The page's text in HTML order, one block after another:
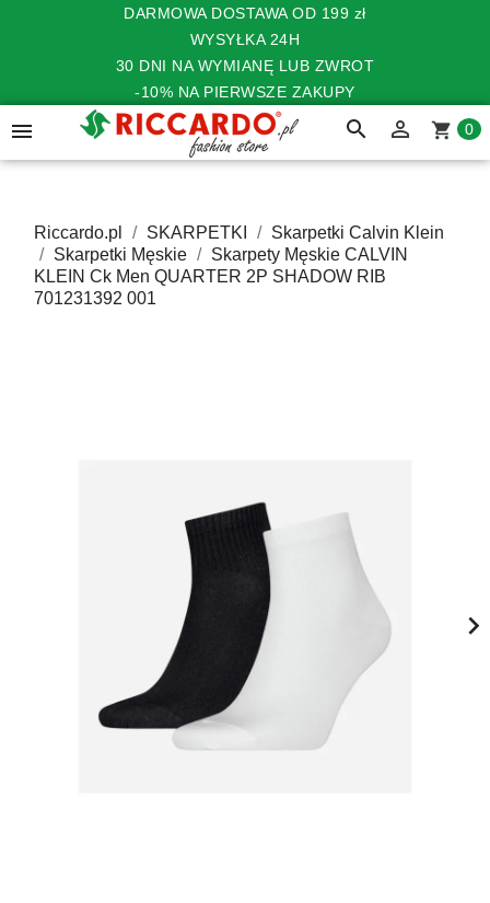
DARMOWA DOSTAWA OD 199 zł
WYSYŁKA 24H
30 DNI NA WYMIANĘ LUB ZWROT
-10% NA PIERWSZE ZAKUPY
 search  shopping_cart 0
Riccardo.pl SKARPETKI
Skarpetki Calvin Klein
Skarpetki Męskie
Skarpety Męskie CALVIN
KLEIN Ck Men QUARTER 2P SHADOW RIB
701231392 001
